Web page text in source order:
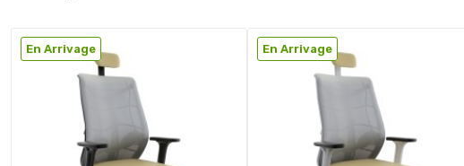
En Arrivage En Arrivage